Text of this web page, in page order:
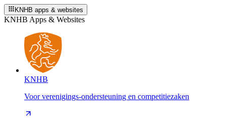
KNHB apps & websites
KNHB Apps & Websites
KNHB
Voor verenigings-ondersteuning en competitiezaken